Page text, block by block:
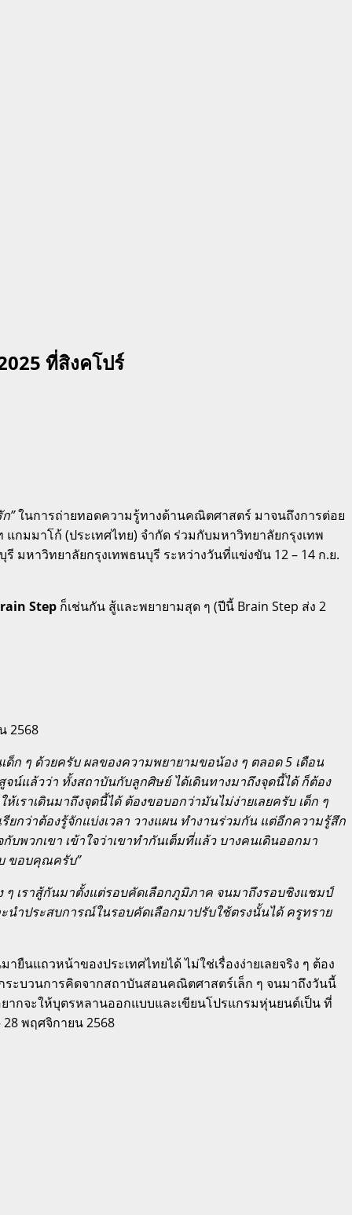
ที่สิงคโปร์
”ในการถ่ายทอดความรู้ทางด้านคณิตศาสตร์ มาจนถึงการต่อย
มมาโก้ (ประเทศไทย) จำกัด ร่วมกับมหาวิทยาลัยกรุงเทพ
มหาวิทยาลัยกรุงเทพธนบุรี ระหว่างวันที่แข่งขัน 12 – 14 ก.ย.
Step ก็เช่นกัน สู้และพยายามสุด ๆ (ปีนี้ Brain Step ส่ง 2
2568
ก ๆ ด้วยครับ ผลของความพยายามขอน้อง ๆ ตลอด 5 เดือน
สูจน์แล้วว่า ทั้งสถาบันกับลูกศิษย์ ได้เดินทางมาถึงจุดนี้ได้ ก็ต้อง
าเดินมาถึงจุดนี้ได้ ต้องขอบอกว่ามันไม่ง่ายเลยครับ เด็ก ๆ
ยกว่าต้องรู้จักแบ่งเวลา วางแผน ทำงานร่วมกัน แต่อีกความรู้สึก
พวกเขา เข้าใจว่าเขาทำกันเต็มที่แล้ว บางคนเดินออกมา
ขอบคุณครับ”
เราสู้กันมาตั้งแต่รอบคัดเลือกภูมิภาค จนมาถึงรอบชิงแชมป์
นำประสบการณ์ในรอบคัดเลือกมาปรับใช้ตรงนั้นได้ ครูทราย
ยืนแถวหน้าของประเทศไทยได้ ไม่ใช่เรื่องง่ายเลยจริง ๆ ต้อง
ะบวนการคิดจากสถาบันสอนคณิตศาสตร์เล็ก ๆ จนมาถึงวันนี้
ากจะให้บุตรหลานออกแบบและเขียนโปรแกรมหุ่นยนต์เป็น ที่
พฤศจิกายน 2568